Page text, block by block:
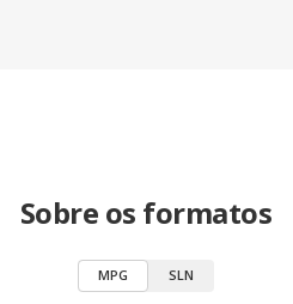
Sobre os formatos
MPG SLN